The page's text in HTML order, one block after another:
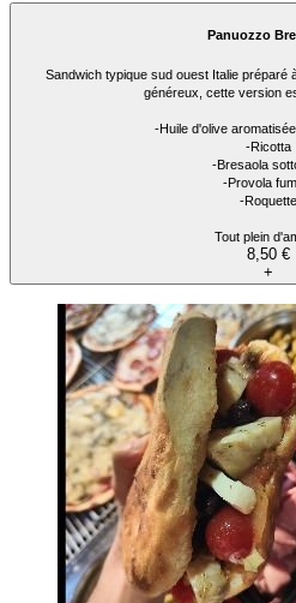
Panuozzo
Sandwich typique sud ouest Italie préparé
généreux, cette version
-Huile d'olive
-Ricotta
-Bresaola
-Provola
-Roquette
Tout plein
8,50 €
+